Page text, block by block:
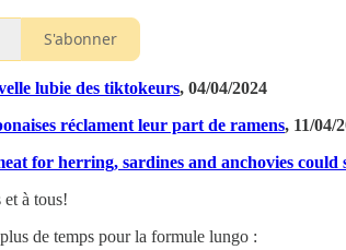
S'abonner
lubie des tiktokeurs, 04/04/2024
réclament leur part de ramens, 11/04/
for herring, sardines and anchovies could
et à tous!
de temps pour la formule lungo :